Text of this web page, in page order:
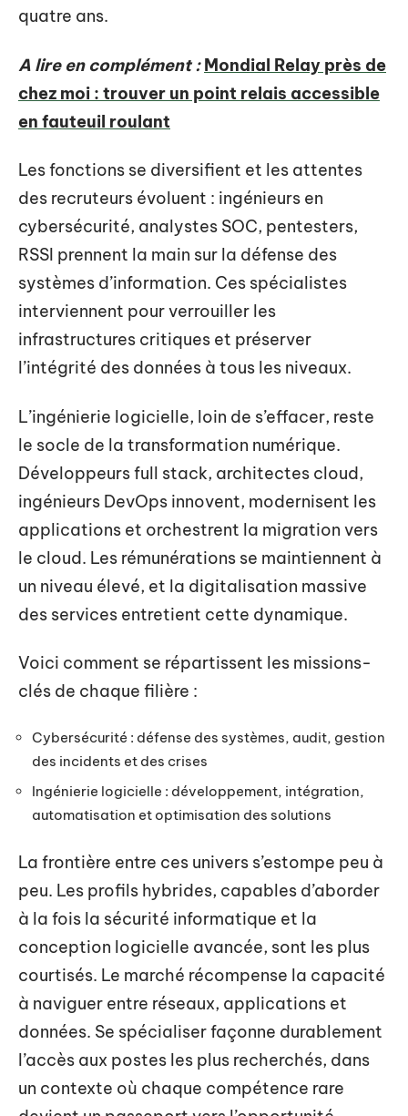
quatre ans.
A lire en complément : Mondial Relay près de
chez moi : trouver un point relais accessible
en fauteuil roulant
Les fonctions se diversifient et les attentes
des recruteurs évoluent : ingénieurs en
cybersécurité, analystes SOC, pentesters,
RSSI prennent la main sur la défense des
systèmes d’information. Ces spécialistes
interviennent pour verrouiller les
infrastructures critiques et préserver
l’intégrité des données à tous les niveaux.
L’ingénierie logicielle, loin de s’effacer, reste
le socle de la transformation numérique.
Développeurs full stack, architectes cloud,
ingénieurs DevOps innovent, modernisent les
applications et orchestrent la migration vers
le cloud. Les rémunérations se maintiennent à
un niveau élevé, et la digitalisation massive
des services entretient cette dynamique.
Voici comment se répartissent les missions-
clés de chaque filière :
Cybersécurité : défense des systèmes, audit, gestion
des incidents et des crises
Ingénierie logicielle : développement, intégration,
automatisation et optimisation des solutions
La frontière entre ces univers s’estompe peu à
peu. Les profils hybrides, capables d’aborder
à la fois la sécurité informatique et la
conception logicielle avancée, sont les plus
courtisés. Le marché récompense la capacité
à naviguer entre réseaux, applications et
données. Se spécialiser façonne durablement
l’accès aux postes les plus recherchés, dans
un contexte où chaque compétence rare